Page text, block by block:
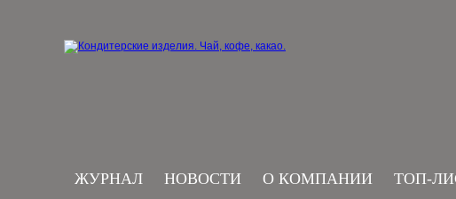
ЖУРНАЛ НОВОСТИ О КОМПАНИИ ТОП-